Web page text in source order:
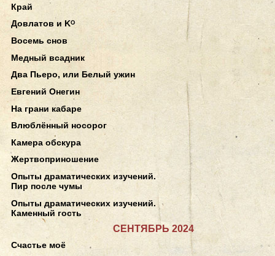
Край
Довлатов и Kᴼ
Восемь снов
Медный всадник
Два Пьеро, или Белый ужин
Евгений Онегин
На грани кабаре
Влюблённый носорог
Камера обскура
Жертвоприношение
Опыты драматических изучений.
Пир после чумы
Опыты драматических изучений.
Каменный гость
СЕНТЯБРЬ 2024
Счастье моё